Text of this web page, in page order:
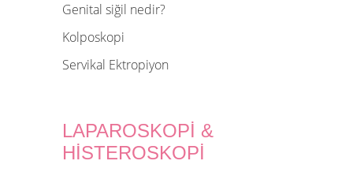
Genital siğil nedir?
Kolposkopi
Servikal Ektropiyon
LAPAROSKOPİ &
HİSTEROSKOPİ